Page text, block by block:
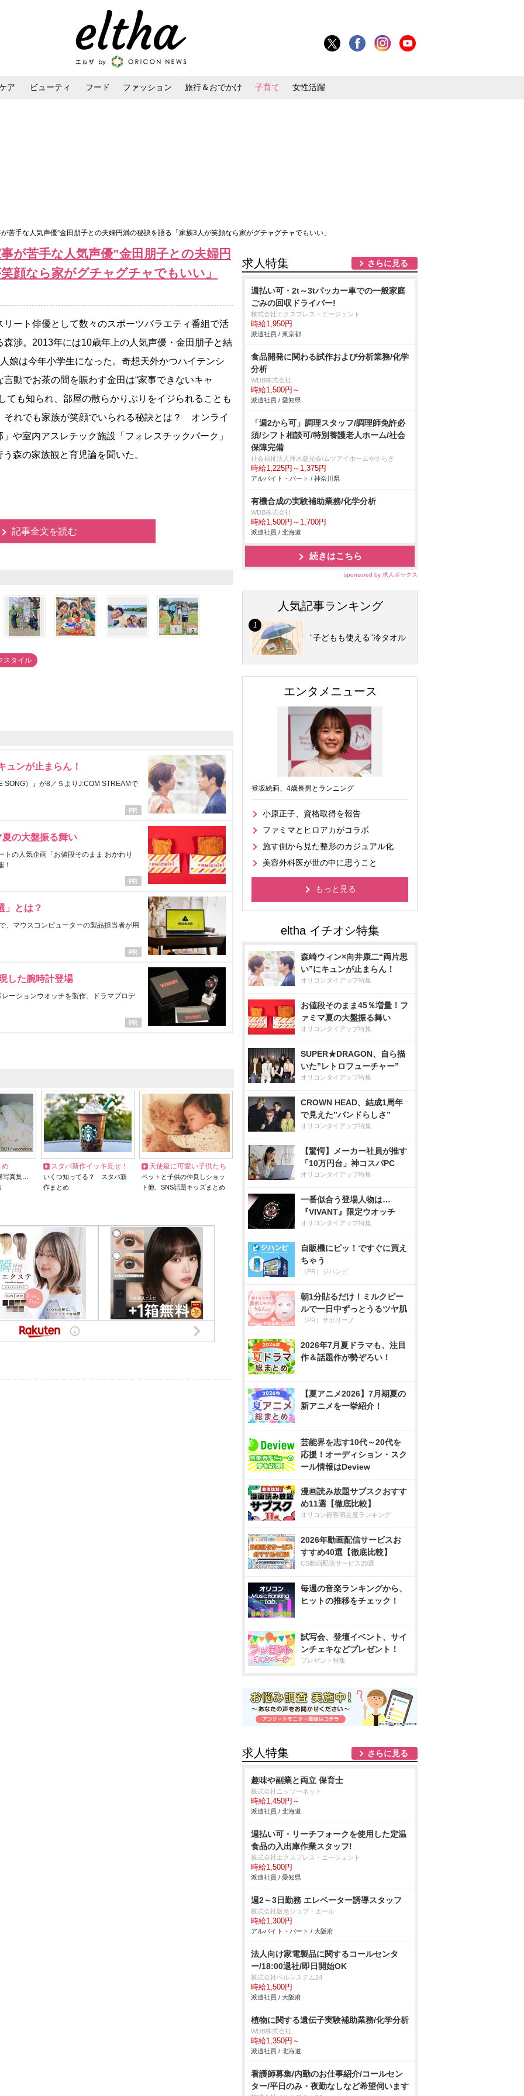
ア ビューティ フード ファッション 旅行＆おでかけ 子育て 女性活躍
苦手な人気声優”金田朋子との夫婦円満の秘訣を語る「家族3人が笑顔なら家がグチャグチャでもいい」
が苦手な人気声優”金田朋子との夫婦円
顔なら家がグチャグチャでもいい」
ート俳優として数々のスポーツバラエティ番組で活
森渉。2013年には10歳年上の人気声優・金田朋子と結
娘は今年小学生になった。奇想天外かつハイテンシ
言動でお茶の間を賑わす金田は“家事できないキャ
ても知られ、部屋の散らかりぶりをイジられることも
それでも家族が笑顔でいられる秘訣とは？ オンライ
や室内アスレチック施設「フォレスチックパーク」
森の家族観と育児論を聞いた。
記事全文を読む
スタイル
ュンが止まらん！
SONG）』が8／５よりJ:COM STREAMで
の大盤振る舞い
の人気企画「お値段そのまま おかわり
！
」とは？
、マウスコンピューターの製品担当者が用
した腕時計登場
ーションウオッチを製作。ドラマプロデ
め
写真集…
スタバ新作イッキ見せ！
いくつ知ってる？ スタバ新
作まとめ
天使級に可愛い子供たち
ペットと子供の仲良しショッ
ト他、SNS話題キッズまとめ
求人特集 さらに見る
週払い可・2t～3tパッカー車での一般家庭
ごみの回収ドライバー!
株式会社エクスプレス・エージェント
時給1,950円
派遣社員 / 東京都
食品開発に関わる試作および分析業務/化学
分析
WDB株式会社
時給1,500円～
派遣社員 / 愛知県
「週2から可」調理スタッフ/調理師免許必
須/シフト相談可/特別養護老人ホーム/社会
保障完備
社会福祉法人厚木慈光会/ムツアイホームやすらぎ
時給1,225円～1,375円
アルバイト・パート / 神奈川県
有機合成の実験補助業務/化学分析
WDB株式会社
時給1,500円～1,700円
派遣社員 / 北海道
続きはこちら
sponsored by 求人ボックス
人気記事ランキング
“子どもも使える”冷タオル
エンタメニュース
登坂絵莉、4歳長男とランニング
小原正子、資格取得を報告
ファミマとヒロアカがコラボ
施す側から見た整形のカジュアル化
美容外科医が世の中に思うこと
もっと見る
森崎ウィン×向井康二“両片思
い”にキュンが止まらん！
オリコンタイアップ特集
お値段そのまま45％増量！フ
ァミマ夏の大盤振る舞い
オリコンタイアップ特集
SUPER★DRAGON、自ら描
いた”レトロフューチャー”
オリコンタイアップ特集
CROWN HEAD、結成1周年
で見えた”バンドらしさ”
オリコンタイアップ特集
【驚愕】メーカー社員が推す
「10万円台」神コスパPC
オリコンタイアップ特集
一番似合う登場人物は…
『VIVANT』限定ウオッチ
オリコンタイアップ特集
自販機にピッ！ですぐに買え
ちゃう
（PR）ジハンピ
朝1分貼るだけ！ミルクピー
ルで一日中ずっとうるツヤ肌
（PR）サボリーノ
2026年7月夏ドラマも、注目
作＆話題作が勢ぞろい！
【夏アニメ2026】7月期夏の
新アニメを一挙紹介！
芸能界を志す10代～20代を
応援！オーディション・スク
ール情報はDeview
漫画読み放題サブスクおすす
め11選【徹底比較】
オリコン顧客満足度ランキング
2026年動画配信サービスお
すすめ40選【徹底比較】
CS動画配信サービス20選
毎週の音楽ランキングから、
ヒットの推移をチェック！
試写会、登壇イベント、サイ
ンチェキなどプレゼント！
プレゼント特集
求人特集 さらに見る
趣味や副業と両立 保育士
株式会社ニッソーネット
時給1,450円～
派遣社員 / 北海道
週払い可・リーチフォークを使用した定温
食品の入出庫作業スタッフ!
株式会社エクスプレス・エージェント
時給1,500円
派遣社員 / 愛知県
週2～3日勤務 エレベーター誘導スタッフ
株式会社阪急ジョブ・エール
時給1,300円
アルバイト・パート / 大阪府
法人向け家電製品に関するコールセンタ
ー/18:00退社/即日開始OK
株式会社ベルシステム24
時給1,500円
派遣社員 / 大阪府
植物に関する遺伝子実験補助業務/化学分析
WDB株式会社
時給1,350円～
派遣社員 / 北海道
看護師募集/内勤のお仕事紹介/コールセン
ター/平日のみ・夜勤なしなど希望伺います